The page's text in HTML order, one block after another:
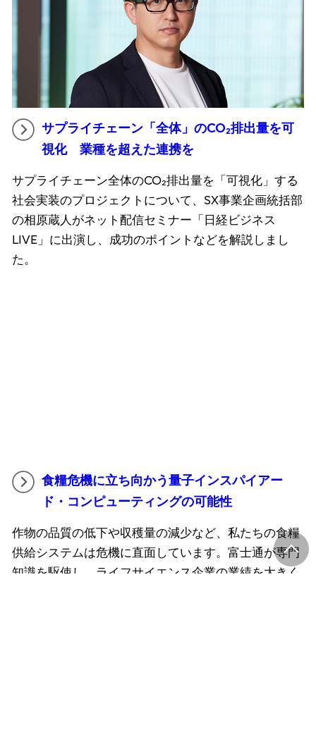
サプライチェーン「全体」のCO₂排出量を可
視化 業種を超えた連携を
サプライチェーン全体のCO₂排出量を「可視化」する
社会実装のプロジェクトについて、SX事業企画統括部
の相原蔵人がネット配信セミナー「日経ビジネス
LIVE」に出演し、成功のポイントなどを解説しまし
た。
食糧危機に立ち向かう量子インスパイアー
ド・コンピューティングの可能性
作物の品質の低下や収穫量の減少など、私たちの食糧
供給システムは危機に直面しています。富士通が専門
知識を駆使し、ライフサイエンス企業の業績を大きく